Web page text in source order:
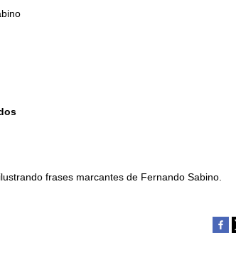
frases marcantes de Fernando Sabino.